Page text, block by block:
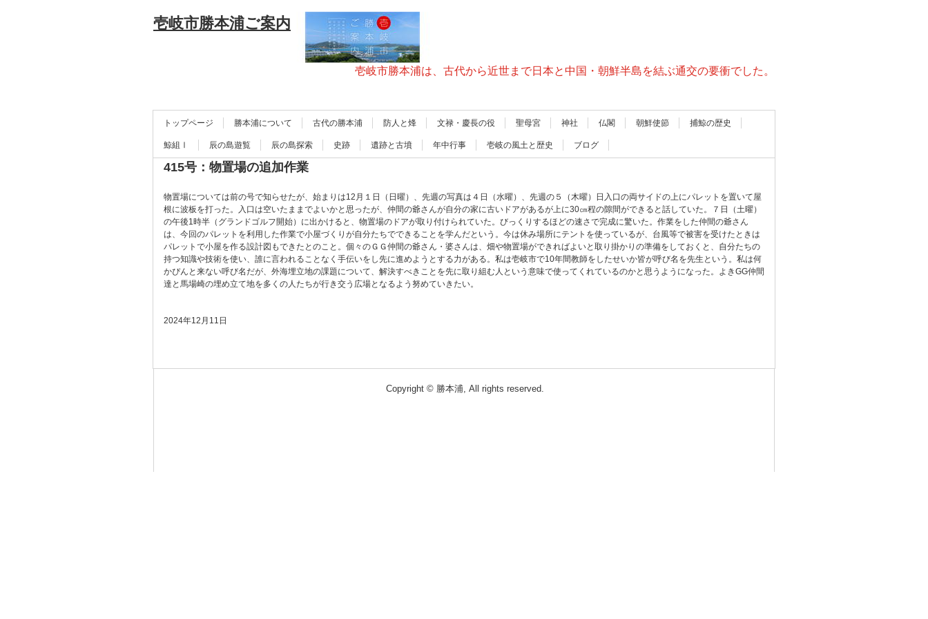
壱岐市勝本浦ご案内
壱岐市勝本浦は、古代から近世まで日本と中国・朝鮮半島を結ぶ通交の要衝でした。
トップページ 勝本浦について 古代の勝本浦 防人と烽 文禄・慶長の役 聖母宮 神社 仏閣 朝鮮使節 捕鯨の歴史
鯨組Ⅰ 辰の島遊覧 辰の島探索 史跡 遺跡と古墳 年中行事 壱岐の風土と歴史 ブログ
415号：物置場の追加作業
物置場については前の号で知らせたが、始まりは12月１日（日曜）、先週の写真は４日（水曜）、先週の５（木曜）日入口の両サイドの上にパレットを置いて屋
根に波板を打った。入口は空いたままでよいかと思ったが、仲間の爺さんが自分の家に古いドアがあるが上に30㎝程の隙間ができると話していた。７日（土曜）
の午後1時半（グランドゴルフ開始）に出かけると、物置場のドアが取り付けられていた。びっくりするほどの速さで完成に驚いた。作業をした仲間の爺さん
は、今回のパレットを利用した作業で小屋づくりが自分たちでできることを学んだという。今は休み場所にテントを使っているが、台風等で被害を受けたときは
パレットで小屋を作る設計図もできたとのこと。個々のＧＧ仲間の爺さん・婆さんは、畑や物置場ができればよいと取り掛かりの準備をしておくと、自分たちの
持つ知識や技術を使い、誰に言われることなく手伝いをし先に進めようとする力がある。私は壱岐市で10年間教師をしたせいか皆が呼び名を先生という。私は何
かぴんと来ない呼び名だが、外海埋立地の課題について、解決すべきことを先に取り組む人という意味で使ってくれているのかと思うようになった。よきGG仲間
達と馬場崎の埋め立て地を多くの人たちが行き交う広場となるよう努めていきたい。
2024年12月11日
Copyright © 勝本浦, All rights reserved.